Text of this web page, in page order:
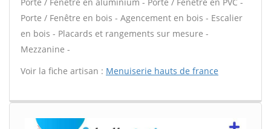
Porte / Fenêtre en bois - Agencement en bois - Escalier
en bois - Placards et rangements sur mesure -
Mezzanine -
Voir la fiche artisan : Menuiserie hauts de france